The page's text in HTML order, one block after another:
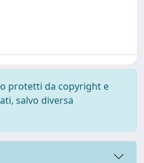
protetti da copyright e
salvo diversa